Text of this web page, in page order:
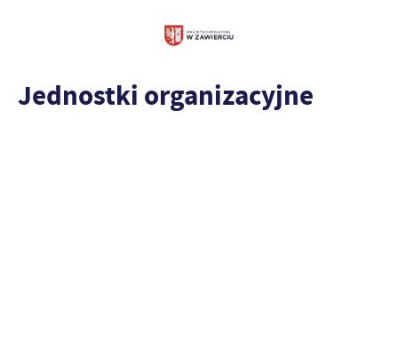
Jednostki organizacyjne